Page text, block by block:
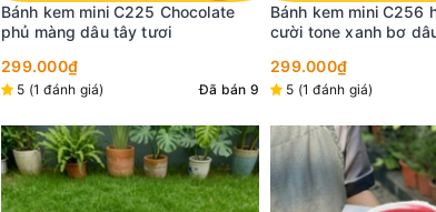
Bánh kem mini C256 hình mặt
cười tone xanh bơ dâu tây
299.000₫
5 (1 đánh giá) Đã bán 25
9%
GIẢM
Bánh kem sinh nhật
nền trắng viền đen
298.000₫
5 (40 đánh giá)